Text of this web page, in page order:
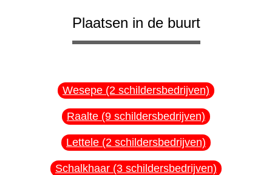
Plaatsen in de buurt
Wesepe (2 schildersbedrijven)
Raalte (9 schildersbedrijven)
Lettele (2 schildersbedrijven)
Schalkhaar (3 schildersbedrijven)